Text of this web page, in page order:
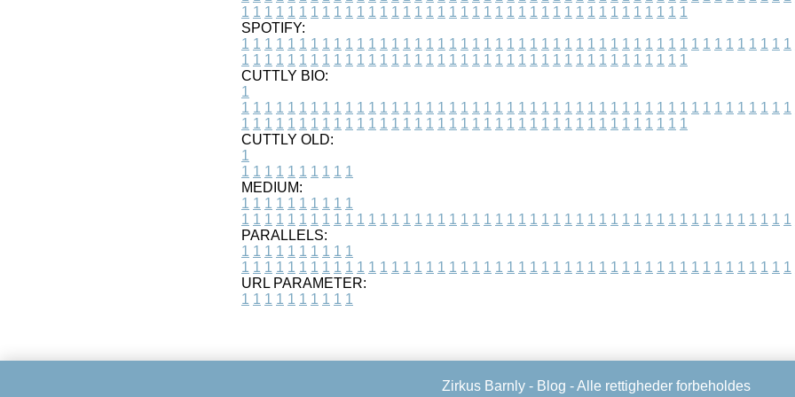
1 1 1 1 1 1 1 1 1 1 1 1 1 1 1 1 1 1 1 1 1 1 1 1 1 1 1 1 1 1 1 1 1 1 1 1 1 1 1
SPOTIFY:
1 1 1 1 1 1 1 1 1 1 1 1 1 1 1 1 1 1 1 1 1 1 1 1 1 1 1 1 1 1 1 1 1 1 1 1 1 1 1 1 1 1 1 1 1 1 1 1
1 1 1 1 1 1 1 1 1 1 1 1 1 1 1 1 1 1 1 1 1 1 1 1 1 1 1 1 1 1 1 1 1 1 1 1 1 1 1
CUTTLY BIO:
1
1 1 1 1 1 1 1 1 1 1 1 1 1 1 1 1 1 1 1 1 1 1 1 1 1 1 1 1 1 1 1 1 1 1 1 1 1 1 1 1 1 1 1 1 1 1 1 1
1 1 1 1 1 1 1 1 1 1 1 1 1 1 1 1 1 1 1 1 1 1 1 1 1 1 1 1 1 1 1 1 1 1 1 1 1 1 1
CUTTLY OLD:
1
1 1 1 1 1 1 1 1 1 1
MEDIUM:
1 1 1 1 1 1 1 1 1 1
1 1 1 1 1 1 1 1 1 1 1 1 1 1 1 1 1 1 1 1 1 1 1 1 1 1 1 1 1 1 1 1 1 1 1 1 1 1 1 1 1 1 1 1 1 1 1 1
PARALLELS:
1 1 1 1 1 1 1 1 1 1
1 1 1 1 1 1 1 1 1 1 1 1 1 1 1 1 1 1 1 1 1 1 1 1 1 1 1 1 1 1 1 1 1 1 1 1 1 1 1 1 1 1 1 1 1 1 1 1
URL PARAMETER:
1 1 1 1 1 1 1 1 1 1
Zirkus Barnly - Blog - Alle rettigheder forbeholdes